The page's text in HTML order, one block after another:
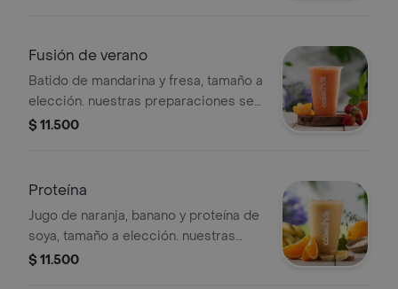
ingredientes
Fusión de verano
Batido de mandarina y fresa, tamaño a
elección. nuestras preparaciones se
encuentran estandarizadas por lo
ingredientes
$ 11.500
Proteína
Jugo de naranja, banano y proteína de
soya, tamaño a elección. nuestras
preparaciones se encuentran
$ 11.500